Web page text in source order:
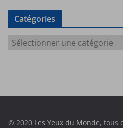
Catégories
© 2020 Les Yeux du Monde, tous